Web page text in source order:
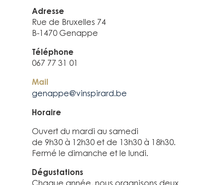
Adresse
Rue de Bruxelles 74
B-1470 Genappe
Téléphone
067 77 31 01
Mail
genappe@vinspirard.be
Horaire
Ouvert du mardi au samedi
de 9h30 à 12h30 et de 13h30 à 18h30.
Fermé le dimanche et le lundi.
Dégustations
Chaque année, nous organisons deux